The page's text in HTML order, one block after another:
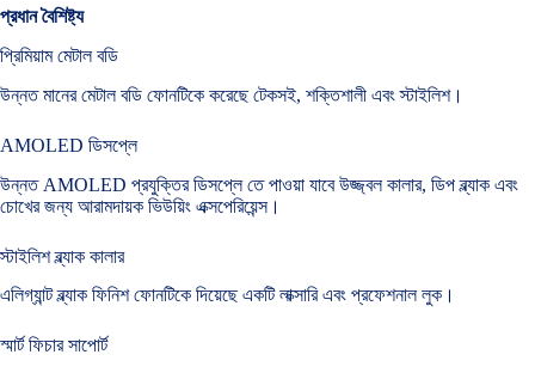
প্রধান বৈশিষ্ট্য
প্রিমিয়াম মেটাল বডি
উন্নত মানের মেটাল বডি ফোনটিকে করেছে টেকসই, শক্তিশালী এবং স্টাইলিশ।
AMOLED ডিসপ্লে
উন্নত AMOLED প্রযুক্তির ডিসপ্লে তে পাওয়া যাবে উজ্জ্বল কালার, ডিপ ব্ল্যাক এবং
চোখের জন্য আরামদায়ক ভিউয়িং এক্সপেরিয়েন্স।
স্টাইলিশ ব্ল্যাক কালার
এলিগ্যান্ট ব্ল্যাক ফিনিশ ফোনটিকে দিয়েছে একটি লাক্সারি এবং প্রফেশনাল লুক।
স্মার্ট ফিচার সাপোর্ট